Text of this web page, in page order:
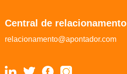
Central de relacionamento
relacionamento@apontador.com